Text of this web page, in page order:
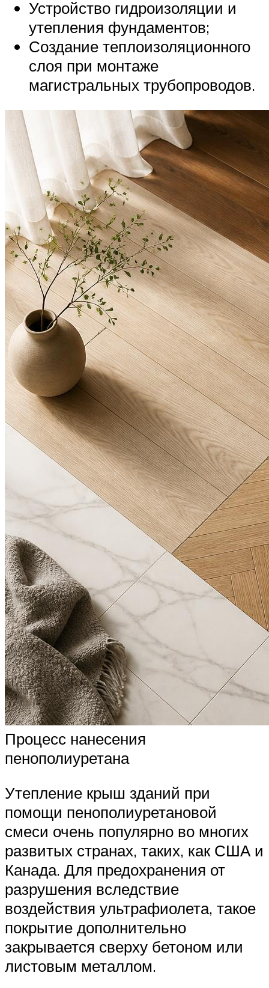
Устройство гидроизоляции и
утепления фундаментов;
Создание теплоизоляционного
слоя при монтаже
магистральных трубопроводов.
Процесс нанесения
пенополиуретана
Утепление крыш зданий при
помощи пенополиуретановой
смеси очень популярно во многих
развитых странах, таких, как США и
Канада. Для предохранения от
разрушения вследствие
воздействия ультрафиолета, такое
покрытие дополнительно
закрывается сверху бетоном или
листовым металлом.